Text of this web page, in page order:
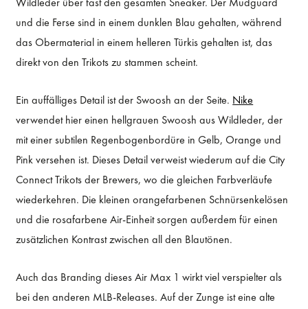
und die Ferse sind in einem dunklen Blau gehalten, während
das Obermaterial in einem helleren Türkis gehalten ist, das
direkt von den Trikots zu stammen scheint.
Ein auffälliges Detail ist der Swoosh an der Seite. Nike
verwendet hier einen hellgrauen Swoosh aus Wildleder, der
mit einer subtilen Regenbogenbordüre in Gelb, Orange und
Pink versehen ist. Dieses Detail verweist wiederum auf die City
Connect Trikots der Brewers, wo die gleichen Farbverläufe
wiederkehren. Die kleinen orangefarbenen Schnürsenkelösen
und die rosafarbene Air-Einheit sorgen außerdem für einen
zusätzlichen Kontrast zwischen all den Blautönen.
Auch das Branding dieses Air Max 1 wirkt viel verspielter als
bei den anderen MLB-Releases. Auf der Zunge ist eine alte